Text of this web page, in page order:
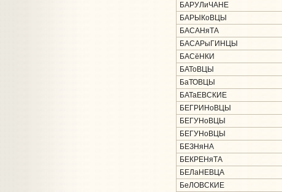
БАРУЛиЧАНЕ
БАРЫКоВЦЫ
БАСАНяТА
БАСАРыГИНЦЫ
БАСёНКИ
БАТоВЦЫ
БаТОВЦЫ
БАТаЕВСКИЕ
БЕГРИНоВЦЫ
БЕГУНоВЦЫ
БЕГУНоВЦЫ
БЕЗНяНА
БЕКРЕНяТА
БЕЛаНЕВЦА
БеЛОВСКИЕ